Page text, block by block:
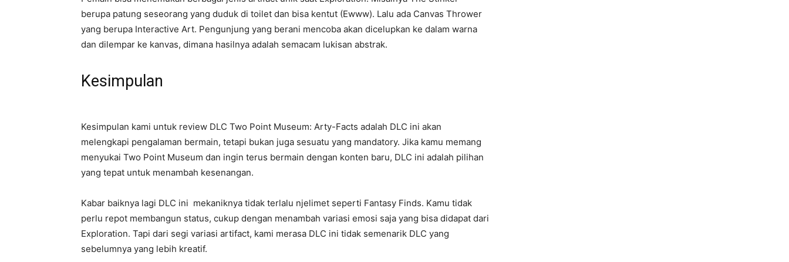
berupa patung seseorang yang duduk di toilet dan bisa kentut (Ewww). Lalu ada Canvas Thrower
yang berupa Interactive Art. Pengunjung yang berani mencoba akan dicelupkan ke dalam warna
dan dilempar ke kanvas, dimana hasilnya adalah semacam lukisan abstrak.
Kesimpulan
Kesimpulan kami untuk review DLC Two Point Museum: Arty-Facts adalah DLC ini akan
melengkapi pengalaman bermain, tetapi bukan juga sesuatu yang mandatory. Jika kamu memang
menyukai Two Point Museum dan ingin terus bermain dengan konten baru, DLC ini adalah pilihan
yang tepat untuk menambah kesenangan.
Kabar baiknya lagi DLC ini mekaniknya tidak terlalu njelimet seperti Fantasy Finds. Kamu tidak
perlu repot membangun status, cukup dengan menambah variasi emosi saja yang bisa didapat dari
Exploration. Tapi dari segi variasi artifact, kami merasa DLC ini tidak semenarik DLC yang
sebelumnya yang lebih kreatif.